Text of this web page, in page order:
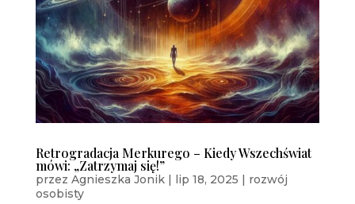
Retrogradacja Merkurego – Kiedy Wszechświat
mówi: „Zatrzymaj się!”
przez Agnieszka Jonik| lip 18, 2025
rozwój
osobisty